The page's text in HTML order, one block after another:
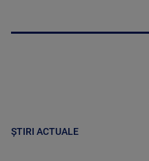
ȘTIRI ACTUALE